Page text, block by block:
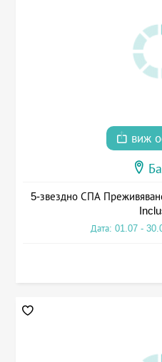
виж
5-звездно СПА
Дата: 01.07 -